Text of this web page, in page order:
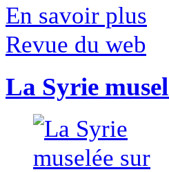
En savoir plus
Revue du web
La Syrie